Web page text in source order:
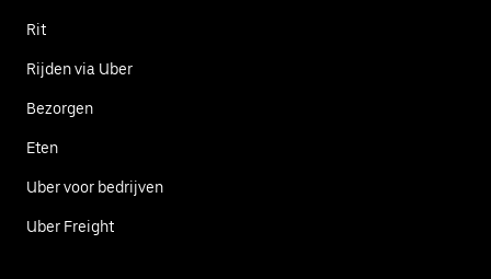
Rit
Rijden via Uber
Bezorgen
Eten
Uber voor bedrijven
Uber Freight